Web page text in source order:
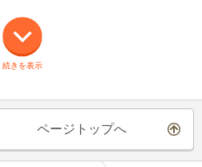
続きを表示
ページトップへ